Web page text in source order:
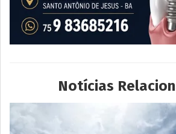
Notícias